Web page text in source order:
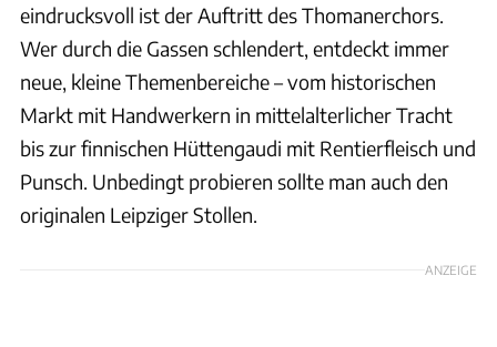
eindrucksvoll ist der Auftritt des Thomanerchors.
Wer durch die Gassen schlendert, entdeckt immer
neue, kleine Themenbereiche – vom historischen
Markt mit Handwerkern in mittelalterlicher Tracht
bis zur finnischen Hüttengaudi mit Rentierfleisch und
Punsch. Unbedingt probieren sollte man auch den
originalen Leipziger Stollen.
ANZEIGE